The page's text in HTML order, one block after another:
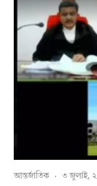
আন্তর্জাতিক · ৩ জুলাই,